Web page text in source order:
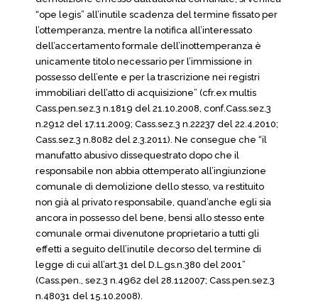
“ope legis” all’inutile scadenza del termine fissato per
l’ottemperanza, mentre la notifica all’interessato
dell’accertamento formale dell’inottemperanza è
unicamente titolo necessario per l’immissione in
possesso dell’ente e per la trascrizione nei registri
immobiliari dell’atto di acquisizione” (cfr.ex multis
Cass.pen.sez.3 n.1819 del 21.10.2008, conf.Cass.sez.3
n.2912 del 17.11.2009; Cass.sez.3 n.22237 del 22.4.2010;
Cass.sez.3 n.8082 del 2.3.2011). Ne consegue che “il
manufatto abusivo dissequestrato dopo che il
responsabile non abbia ottemperato all’ingiunzione
comunale di demolizione dello stesso, va restituito
non già al privato responsabile, quand’anche egli sia
ancora in possesso del bene, bensì allo stesso ente
comunale ormai divenutone proprietario a tutti gli
effetti a seguito dell’inutile decorso del termine di
legge di cui all’art.31 del D.L.gs.n.380 del 2001”
(Cass.pen., sez.3 n.4962 del 28.112007; Cass.pen.sez.3
n.48031 del 15.10.2008).